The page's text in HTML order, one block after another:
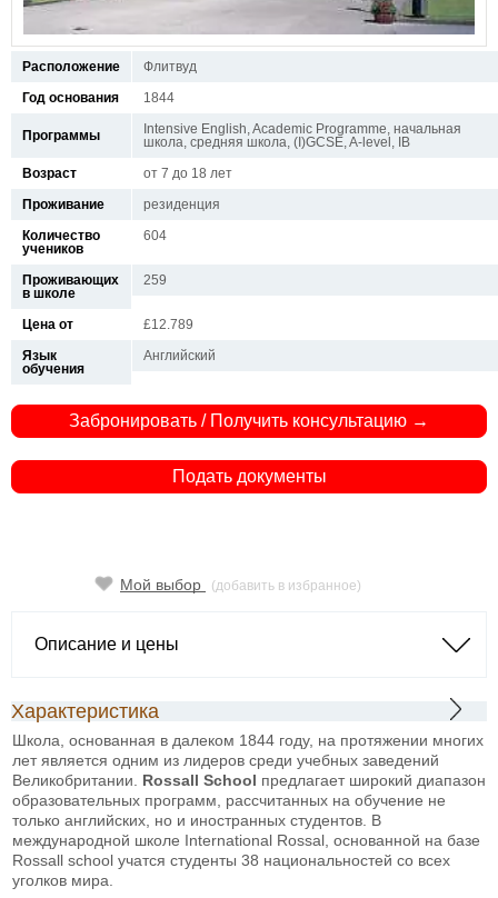
Расположение
Флитвуд
Год основания
1844
Программы
Intensive English, Academic Programme, начальная
школа, средняя школа, (I)GCSE, A-level, IB
Возраст
от 7 до 18 лет
Проживание
резиденция
Количество
учеников
604
Проживающих
в школе
259
Цена от
£12.789
Язык
обучения
Английский
Забронировать / Получить консультацию →
Подать документы
Мой выбор (добавить в избранное)
Описание и цены
Характеристика
Школа, основанная в далеком 1844 году, на протяжении многих
лет является одним из лидеров среди учебных заведений
Великобритании. Rossall School предлагает широкий диапазон
образовательных программ, рассчитанных на обучение не
только английских, но и иностранных студентов. В
международной школе International Rossal, основанной на базе
Rossall school учатся студенты 38 национальностей со всех
уголков мира.